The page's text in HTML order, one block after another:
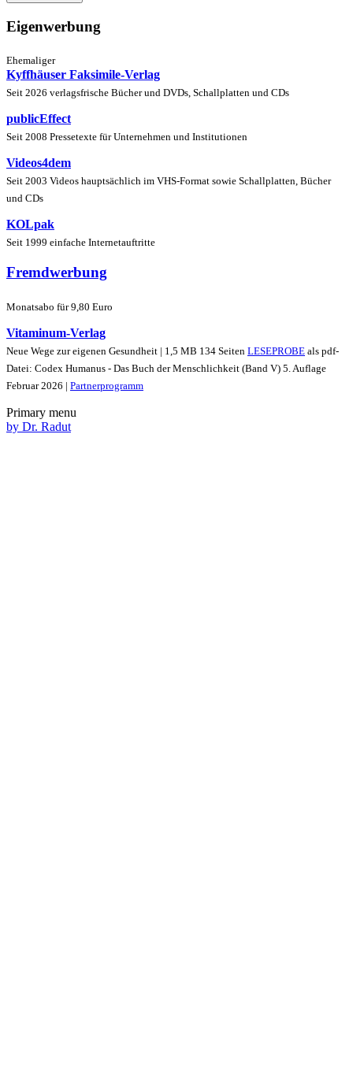
Eigenwerbung
Ehemaliger
Kyffhäuser Faksimile-Verlag
Seit 2026 verlagsfrische Bücher und DVDs, Schallplatten und CDs
publicEffect
Seit 2008 Pressetexte für Unternehmen und Institutionen
Videos4dem
Seit 2003 Videos hauptsächlich im VHS-Format sowie Schallplatten, Bücher
und CDs
KOLpak
Seit 1999 einfache Internetauftritte
Fremdwerbung
Monatsabo für 9,80 Euro
Vitaminum-Verlag
Neue Wege zur eigenen Gesundheit | 1,5 MB 134 Seiten LESEPROBE als pdf-
Datei: Codex Humanus - Das Buch der Menschlichkeit (Band V) 5. Auflage
Februar 2026 | Partnerprogramm
Primary menu
by Dr. Radut